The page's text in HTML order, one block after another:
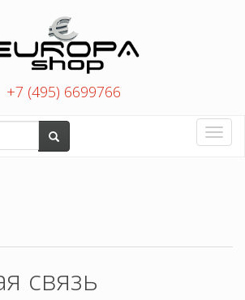
+7 (495) 6699766
Toggle
связь